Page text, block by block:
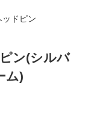
ン(シルバ
ム)